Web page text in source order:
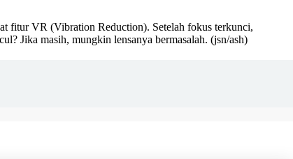
fitur VR (Vibration Reduction). Setelah fokus terkunci,
Jika masih, mungkin lensanya bermasalah. (jsn/ash)